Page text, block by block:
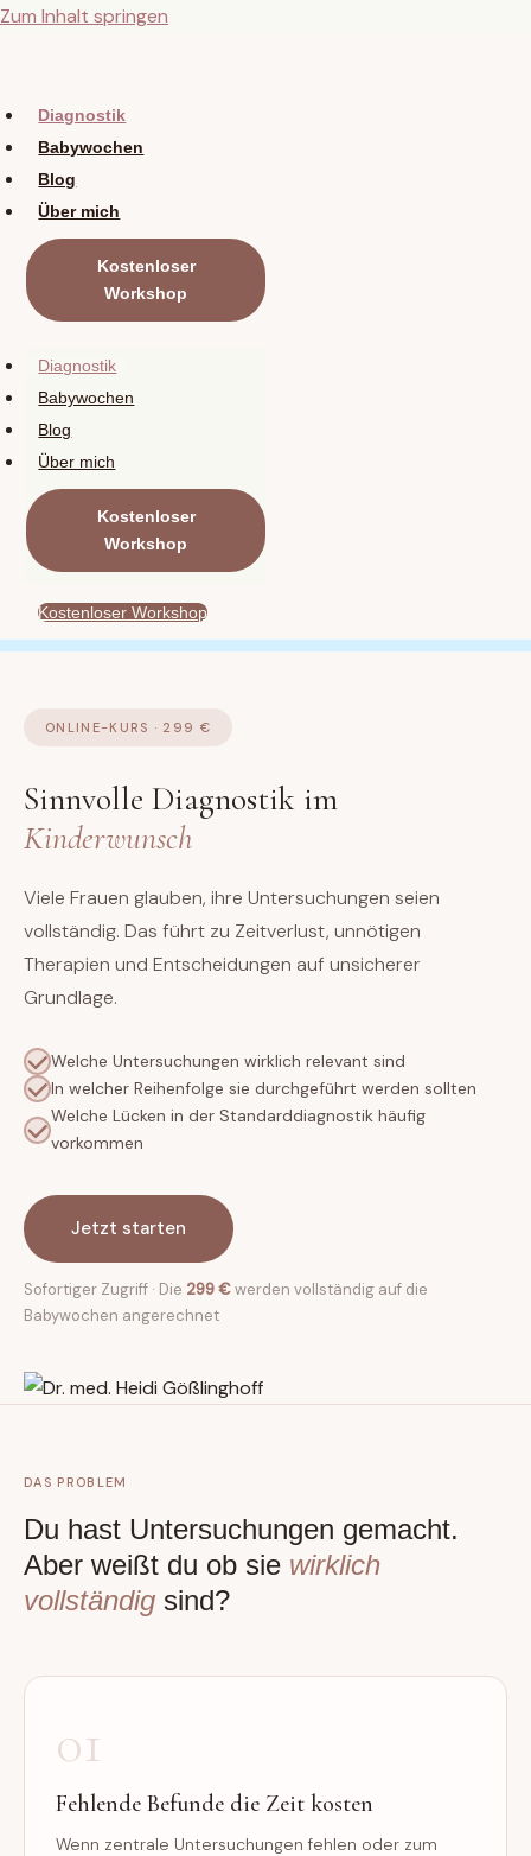
Zum Inhalt springen
Diagnostik
Babywochen
Blog
Über mich
Kostenloser
Workshop
Diagnostik
Babywochen
Blog
Über mich
Kostenloser
Workshop
Kostenloser Workshop
ONLINE-KURS · 299 €
Sinnvolle Diagnostik im
Kinderwunsch
Viele Frauen glauben, ihre Untersuchungen seien
vollständig. Das führt zu Zeitverlust, unnötigen
Therapien und Entscheidungen auf unsicherer
Grundlage.
Welche Untersuchungen wirklich relevant sind
In welcher Reihenfolge sie durchgeführt werden sollten
Welche Lücken in der Standarddiagnostik häufig
vorkommen
Jetzt starten
Sofortiger Zugriff · Die 299 €werden vollständig auf die
Babywochen angerechnet
DAS PROBLEM
Du hast Untersuchungen gemacht.
Aber weißt du ob sie wirklich
vollständig sind?
01
Fehlende Befunde die Zeit kosten
Wenn zentrale Untersuchungen fehlen oder zum